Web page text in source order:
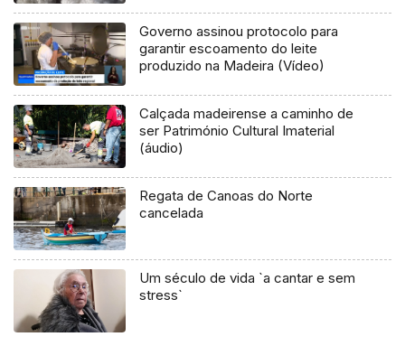
Governo assinou protocolo para
garantir escoamento do leite
produzido na Madeira (Vídeo)
Calçada madeirense a caminho de
ser Património Cultural Imaterial
(áudio)
Regata de Canoas do Norte
cancelada
Um século de vida `a cantar e sem
stress`